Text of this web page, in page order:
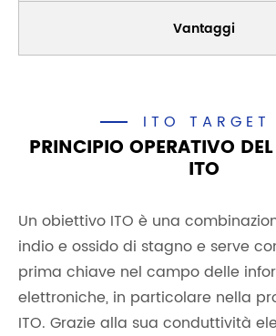
Vantaggi
ITO TARGET
PRINCIPIO OPERATIVO
ITO
Un obiettivo ITO è una
indio e ossido di stagno e serve
prima chiave nel campo delle
elettroniche, in particolare nella
ITO. Grazie alla sua conduttività